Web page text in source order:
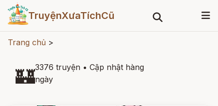
TruyệnXưaTíchCũ
Trang chủ >
🏰3376 truyện • Cập nhật hàng
ngày